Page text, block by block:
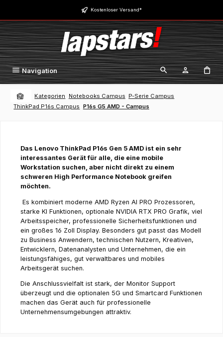
Zum Hauptinhalt springen Kostenloser Versand*
Navigation
Kategorien Notebooks Campus P-Serie Campus
ThinkPad P16s Campus P16s G5 AMD - Campus
Das Lenovo ThinkPad P16s Gen 5 AMD ist ein sehr
interessantes Gerät für alle, die eine mobile
Workstation suchen, aber nicht direkt zu einem
schweren High Performance Notebook greifen
möchten.
Es kombiniert moderne AMD Ryzen AI PRO Prozessoren,
starke KI Funktionen, optionale NVIDIA RTX PRO Grafik, viel
Arbeitsspeicher, professionelle Sicherheitsfunktionen und
ein großes 16 Zoll Display. Besonders gut passt das Modell
zu Business Anwendern, technischen Nutzern, Kreativen,
Entwicklern, Datenanalysten und Unternehmen, die ein
leistungsfähiges, gut verwaltbares und mobiles
Arbeitsgerät suchen.
Die Anschlussvielfalt ist stark, der Monitor Support
überzeugt und die optionalen 5G und Smartcard Funktionen
machen das Gerät auch für professionelle
Unternehmensumgebungen attraktiv.